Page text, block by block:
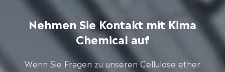
Nehmen Sie Kontakt mit Kima
Chemical auf
Wenn Sie Fragen zu unseren Cellulose ether